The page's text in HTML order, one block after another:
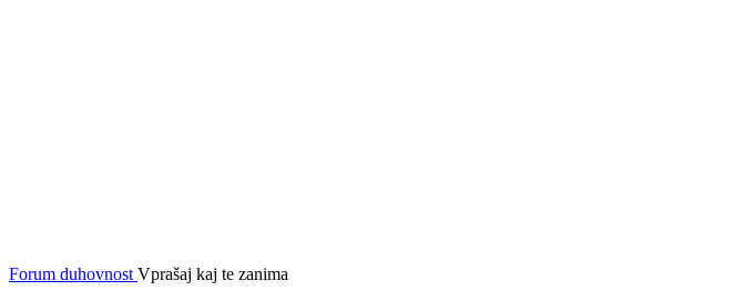
Forum duhovnost Vprašaj kaj te zanima